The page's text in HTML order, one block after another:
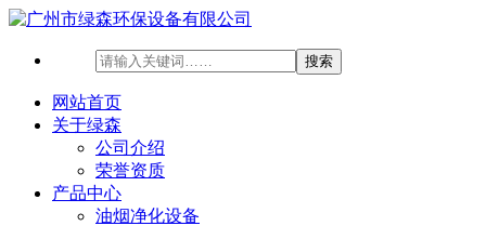
网站首页
关于绿森
公司介绍
荣誉资质
产品中心
油烟净化设备